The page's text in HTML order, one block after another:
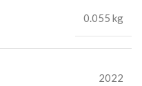
0.055 kg
2022